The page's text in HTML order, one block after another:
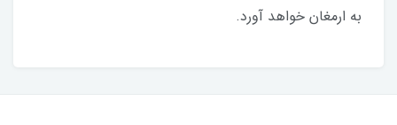
به ارمغان خواهد آورد.